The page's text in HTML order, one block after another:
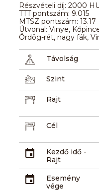
Részvételi díj: 2000
TTT pontszám: 9.015
MTSZ pontszám: 13.17
Útvonal: Vinye,
Ördög-rét, nagy fák,
Távolság
Szint
Rajt
Cél
Kezdő idő -
Rajt
Esemény
vége